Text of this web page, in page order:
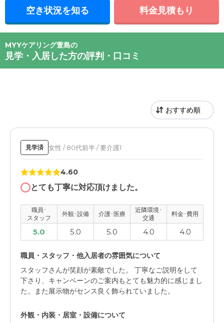
空き状況を知る 料金見積もり
MYYケアリング萱島の
見学・入居した方の評判・口コミ
見学済 女性 / 80代前半 / 要介護1
4.60
とても丁寧に対応頂けました。
職員･
スタッフ
外観･設備 介護･医療
近隣環境･
交通
料金･費用
5.0 5.0 5.0 4.0 4.0
職員・スタッフ・他入居者の雰囲気について
スタッフさんが笑顔が素敵でした。 丁寧なご説明をして
下さり、キャンペーンのご案内もとても魅力的に感じまし
た。また展示物がセンス良く飾られていました。
外観・内装・居室・設備について